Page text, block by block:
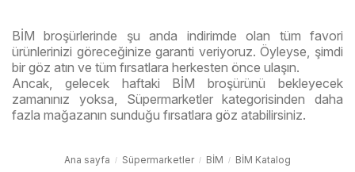
BİM broşürlerinde şu anda indirimde olan tüm favori
ürünlerinizi göreceğinize garanti veriyoruz. Öyleyse, şimdi
bir göz atın ve tüm fırsatlara herkesten önce ulaşın.
Ancak, gelecek haftaki BİM broşürünü bekleyecek
zamanınız yoksa, Süpermarketler kategorisinden daha
fazla mağazanın sunduğu fırsatlara göz atabilirsiniz.
Ana sayfa Süpermarketler BİM BİM Katalog